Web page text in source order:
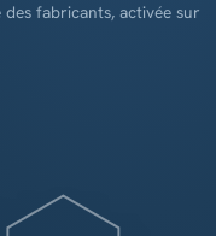
fabricants, activée sur